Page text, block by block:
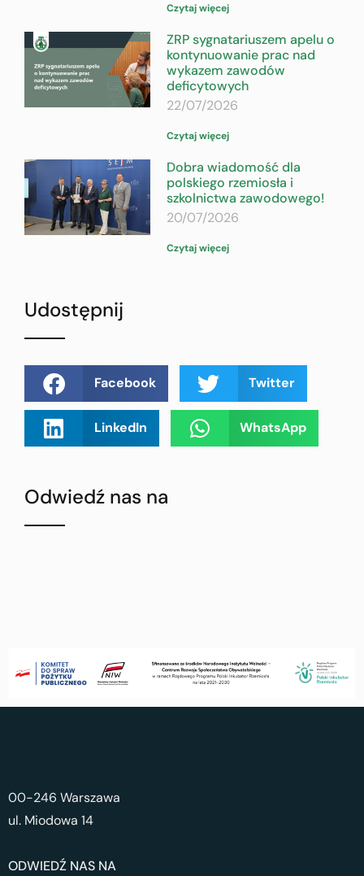
Czytaj więcej
ZRP sygnatariuszem apelu o
kontynuowanie prac nad
wykazem zawodów
deficytowych
22/07/2026
Czytaj więcej
Dobra wiadomość dla
polskiego rzemiosła i
szkolnictwa zawodowego!
20/07/2026
Czytaj więcej
Udostępnij
Facebook Twitter
LinkedIn WhatsApp
Odwiedź nas na
00-246 Warszawa
ul. Miodowa 14
ODWIEDŹ NAS NA